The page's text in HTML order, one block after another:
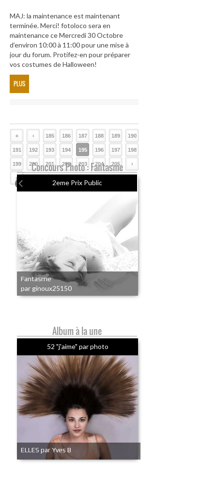
MAJ: la maintenance est maintenant
terminée. Merci! fotoloco sera en
maintenance ce Mercredi 30 Octobre
d’environ 10:00 à 11:00 pour une mise à
jour du forum. Protifez-en pour préparer
vos costumes de Halloween!
PLUS
« ‹ 185 186 187 188 189 190
191 192 193 194 195 196 197 198
199 200 201 202 203 204 205 ›
»
Concours Photo : Fantasme
2eme Prix Public
Fantasme
par ginoux25150
Album à la une
52 "j'aime" par photo
ELLES par Yves B